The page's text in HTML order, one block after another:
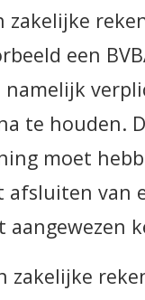
zakelijke
een
te houden.
moet
afsluiten van
aangewezen
zakelijke